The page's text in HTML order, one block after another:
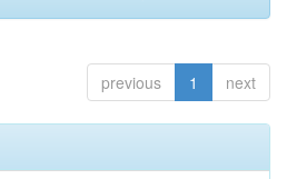
previous 1 next